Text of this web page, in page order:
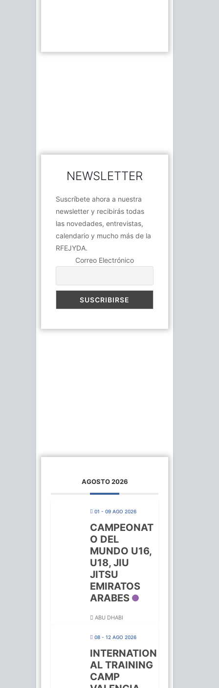
NEWSLETTER
Suscríbete ahora a nuestra
newsletter y recibirás todas
las novedades, entrevistas,
calendario y mucho más de la
RFEJYDA.
Correo Electrónico
AGOSTO 2026
01 - 09 AGO 2026
CAMPEONAT
O DEL
MUNDO U16,
U18, JIU
JITSU
EMIRATOS
ARABES
ABU DHABI
08 - 12 AGO 2026
INTERNATION
AL TRAINING
CAMP